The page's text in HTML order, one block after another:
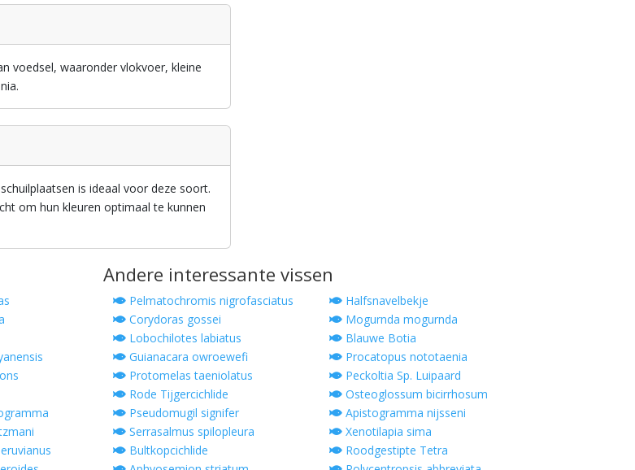
voedsel, waaronder vlokvoer, kleine
is ideaal voor deze soort.
om hun kleuren optimaal te kunnen
Andere interessante vissen
Pelmatochromis nigrofasciatus
Halfsnavelbekje
Corydoras gossei
Mogurnda mogurnda
Lobochilotes labiatus
Blauwe Botia
Guianacara owroewefi
Procatopus nototaenia
Protomelas taeniolatus
Peckoltia Sp. Luipaard
Rode Tijgercichlide
Osteoglossum bicirrhosum
Pseudomugil signifer
Apistogramma nijsseni
Serrasalmus spilopleura
Xenotilapia sima
Bultkopcichlide
Roodgestipte Tetra